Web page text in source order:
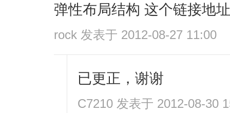
弹性布局结构 这个链接地
rock 发表于 2012-08-27 11:00
已更正，谢谢
C7210 发表于 2012-08-30